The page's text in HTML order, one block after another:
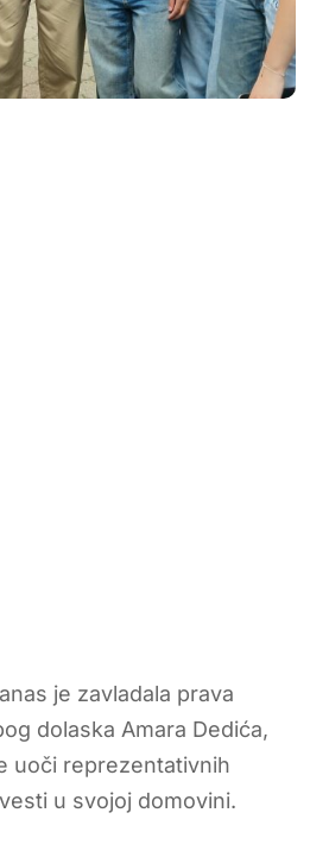
je zavladala prava
dolaska Amara Dedića,
uoči reprezentativnih
u svojoj domovini.